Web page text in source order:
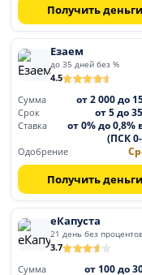
Получить деньги
Езаем
до 35 дней без %
4.5
Сумма
от 2 000 до
Срок от 5 до
Ставка
от 0% до 0,8%
(ПСК
Одобрение
Получить деньги
еКапуста
21 день без
3.7
Сумма
от 100 до